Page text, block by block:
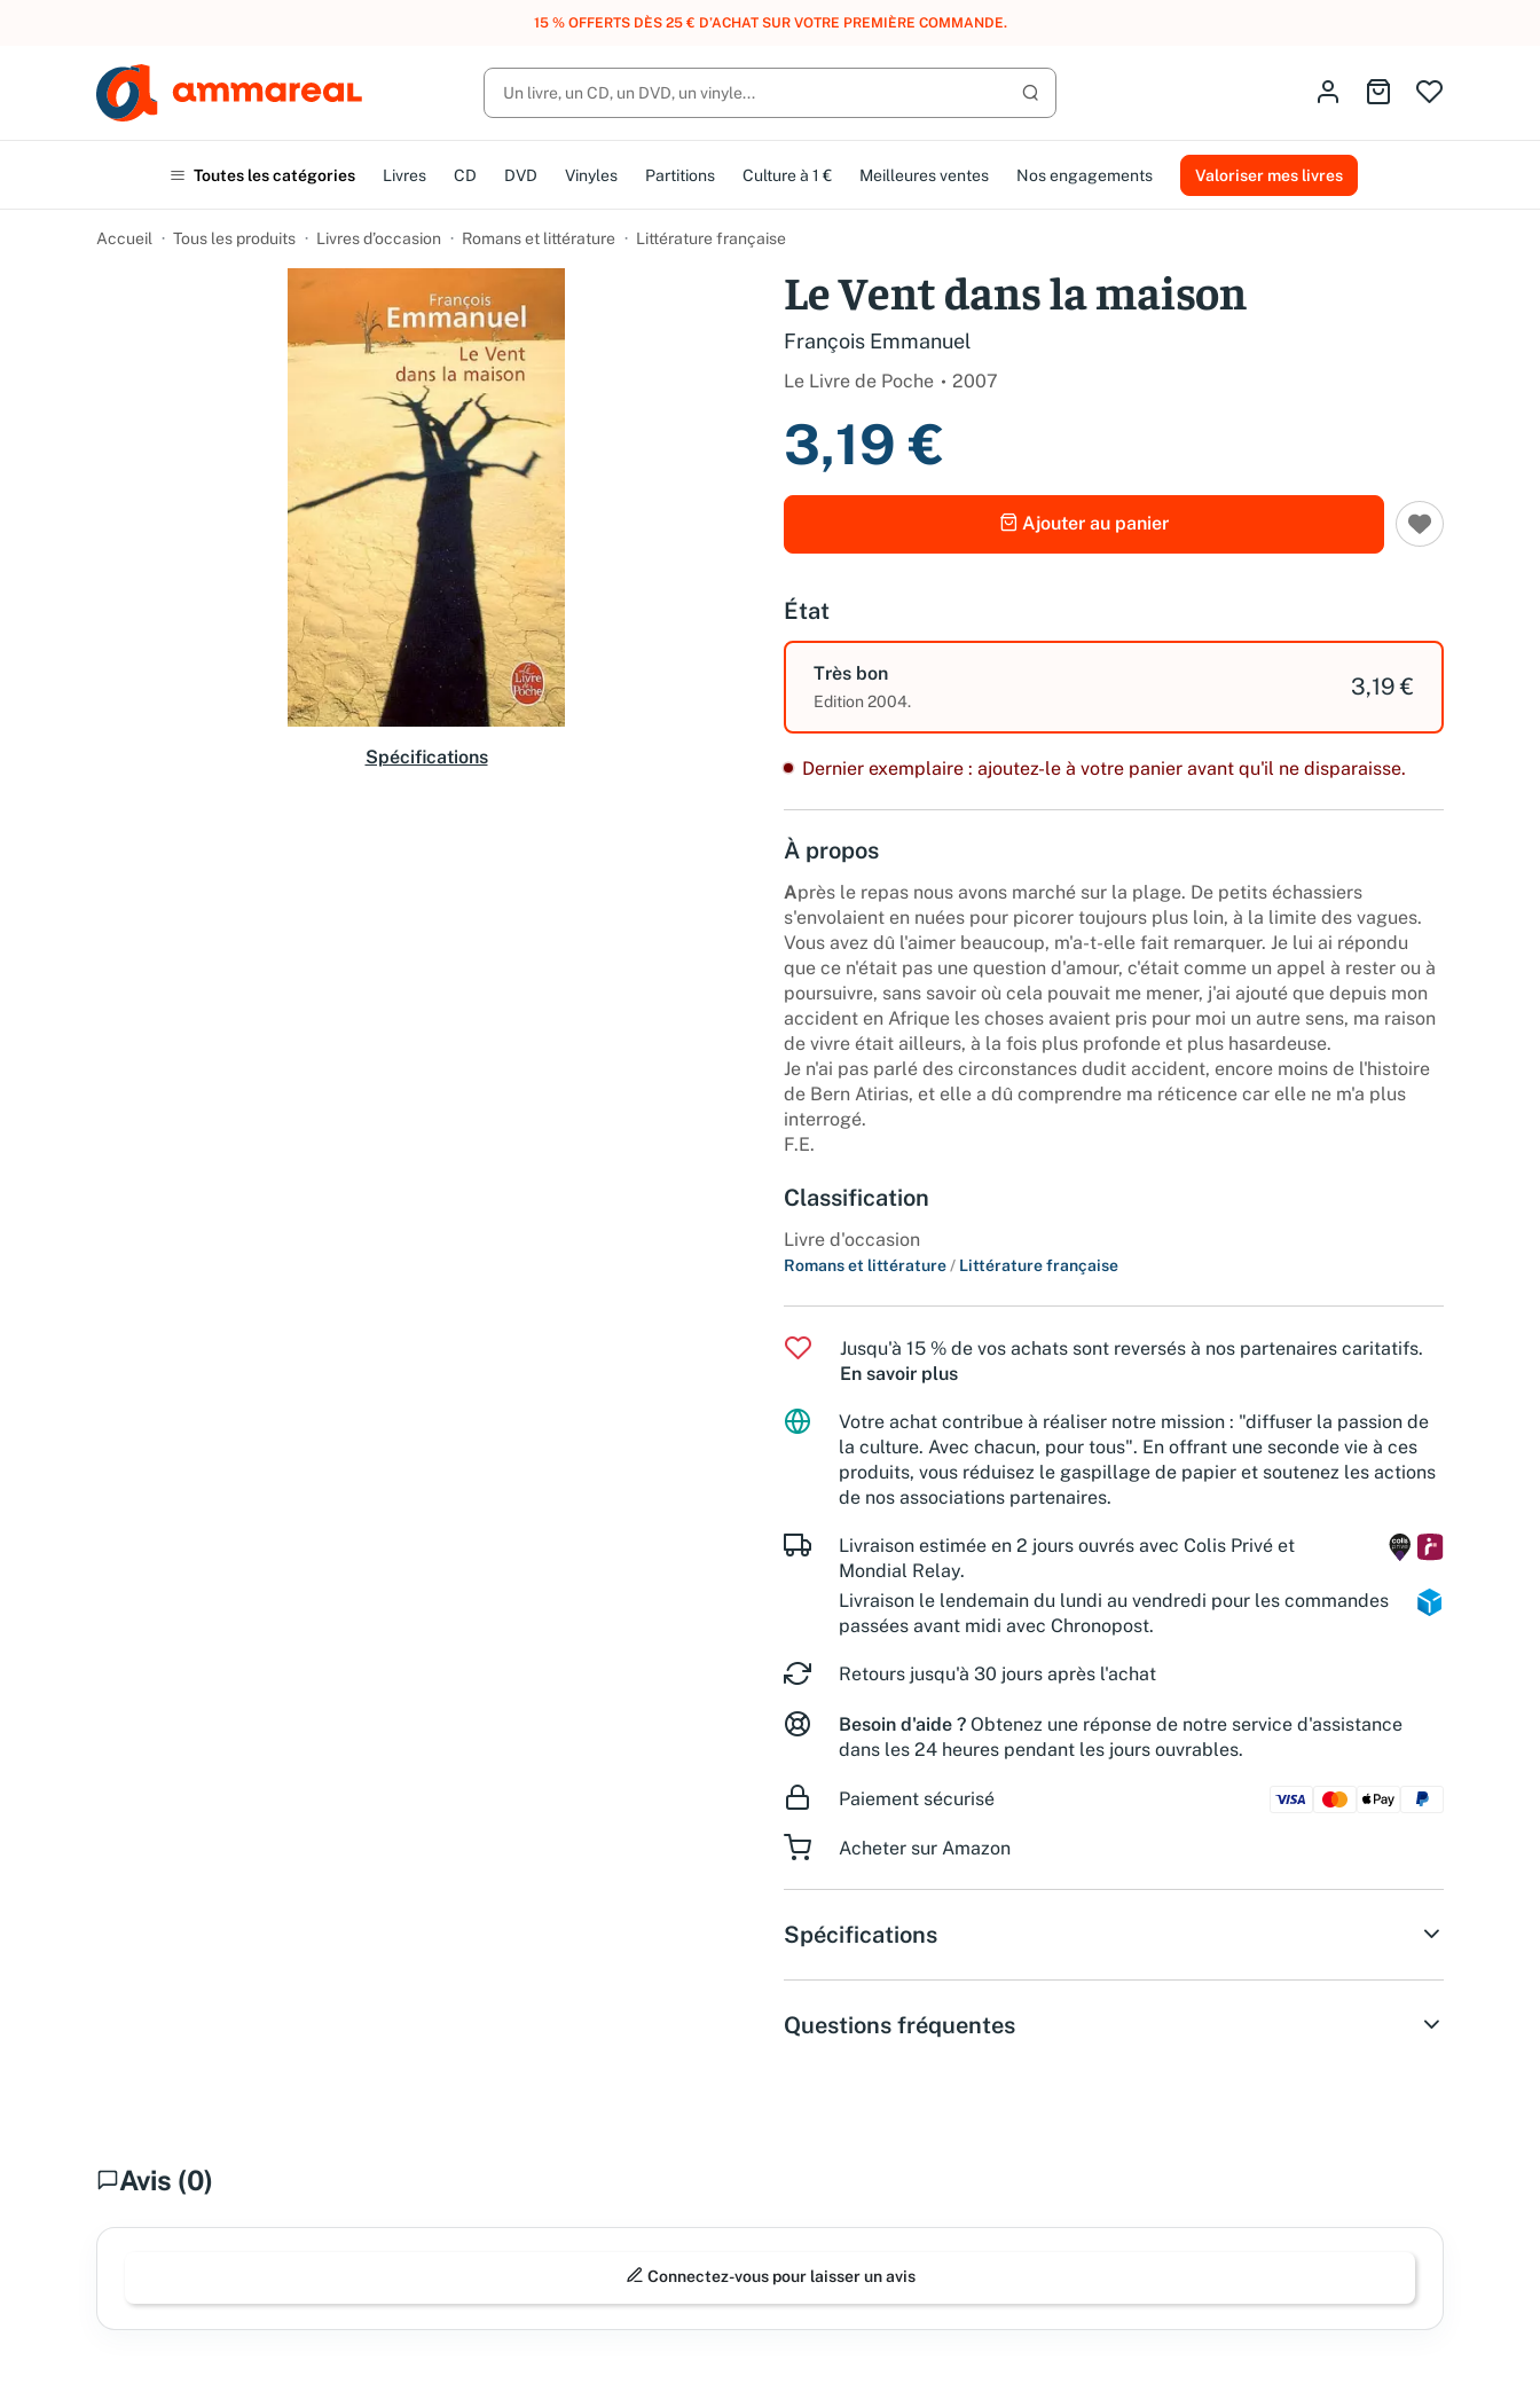
UN ACHAT, DES POINTS, DES RÉCOMPENSES :REJOIGNEZ GRATUITEMENT LE CLUB AMMAREAL.
Lancer la recherche
Identifiez-vousAller au panier
Toutes les catégories Livres CD DVD Vinyles Partitions Culture à 1 € Meilleures ventes Nos engagements Valoriser mes livres
Accueil Tous les produits Livres d’occasion Romans et littérature Littérature française
Spécifications
Le Vent dans la maison
François Emmanuel
Le Livre de Poche 2007
3,19 €
Ajouter au panier
État
Très bon
Edition 2004.
3,19 €
Dernier exemplaire : ajoutez-le à votre panier avant qu'il ne disparaisse.
À propos
Après le repas nous avons marché sur la plage. De petits échassiers
s'envolaient en nuées pour picorer toujours plus loin, à la limite des vagues.
Vous avez dû l'aimer beaucoup, m'a-t-elle fait remarquer. Je lui ai répondu
que ce n'était pas une question d'amour, c'était comme un appel à rester ou à
poursuivre, sans savoir où cela pouvait me mener, j'ai ajouté que depuis mon
accident en Afrique les choses avaient pris pour moi un autre sens, ma raison
de vivre était ailleurs, à la fois plus profonde et plus hasardeuse.
Je n'ai pas parlé des circonstances dudit accident, encore moins de l'histoire
de Bern Atirias, et elle a dû comprendre ma réticence car elle ne m'a plus
interrogé.
F.E.
Classification
Livre d'occasion
Romans et littérature / Littérature française
Jusqu'à 15 % de vos achats sont reversés à nos partenaires caritatifs.
En savoir plus
Votre achat contribue à réaliser notre mission : "diffuser la passion de
la culture. Avec chacun, pour tous". En offrant une seconde vie à ces
produits, vous réduisez le gaspillage de papier et soutenez les actions
de nos associations partenaires.
Livraison estimée en 2 jours ouvrés avec Colis Privé et
Mondial Relay.
Livraison le lendemain du lundi au vendredi pour les commandes
passées avant midi avec Chronopost.
Retours jusqu'à 30 jours après l'achat
Besoin d'aide ? Obtenez une réponse de notre service d'assistance
dans les 24 heures pendant les jours ouvrables.
Paiement sécurisé
Acheter sur Amazon
Spécifications
Questions fréquentes
Avis (0)
Connectez-vous pour laisser un avis